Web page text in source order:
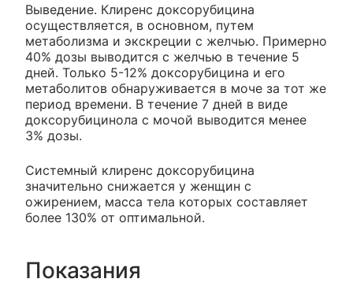
Выведение. Клиренс доксорубицина
осуществляется, в основном, путем
метаболизма и экскреции с желчью. Примерно
40% дозы выводится с желчью в течение 5
дней. Только 5-12% доксорубицина и его
метаболитов обнаруживается в моче за тот же
период времени. В течение 7 дней в виде
доксорубицинола с мочой выводится менее
3% дозы.
Системный клиренс доксорубицина
значительно снижается у женщин с
ожирением, масса тела которых составляет
более 130% от оптимальной.
Показания